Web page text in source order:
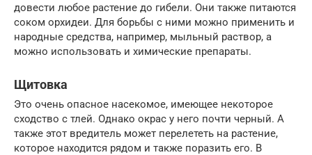
довести любое растение до гибели. Они также питаются
соком орхидеи. Для борьбы с ними можно применить и
народные средства, например, мыльный раствор, а
можно использовать и химические препараты.
Щитовка
Это очень опасное насекомое, имеющее некоторое
сходство с тлей. Однако окрас у него почти черный. А
также этот вредитель может перелететь на растение,
которое находится рядом и также поразить его. В